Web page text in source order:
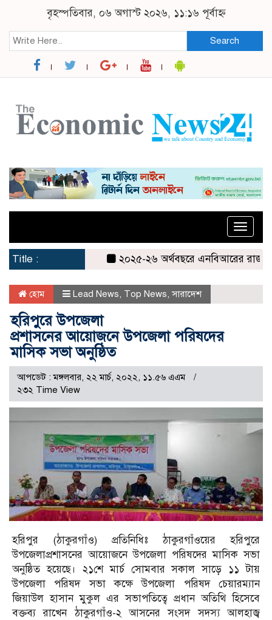
বৃহস্পতিবার, ০৬ অগাস্ট ২০২৬, ১১:১৬ পূর্বাহ্ন
Search
Toggle
Title :
২০২৫-২৬ অর্থবছরে এনবিআরের রাজস্ব
হোম Lead News Top News ,সারাদেশ
হরিপুরে উপজেলা
প্রশাসনের আয়োজনে উপজেলা পরিষদের
মাসিক সভা অনুষ্ঠিত
আপডেট : মঙ্গলবার, ২২ মার্চ, ২০২২, ১১.৫৬ এএম
২৩২ Time View
হরিপুর (ঠাকুরগাঁও) প্রতিনিধিঃ ঠাকুরগাঁওয়ের হরিপুরে
উপজেলাপ্রশাসনের আয়োজনে উপজেলা পরিষদের মাসিক সভা
অনুষ্ঠিত হয়েছে। ২১শে মার্চ সোমবার সকাল সাড়ে ১১ টায়
উপজেলা পরিষদ সভা কক্ষে উপজেলা পরিষদ চেয়ারম্যান
জিয়াউল হাসান মুকুল এর সভাপতিত্বে প্রধান অতিথি হিসেবে
বক্তব্য রাখেন ঠাকুরগাঁও-২ আসনের সংসদ সদস্য আলহাজ্ব